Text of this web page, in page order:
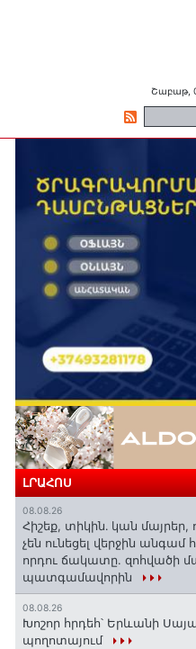
Շաբաթ,
ԼՐԱՀՈՍ
08.08.26
Հիշեք, տիկին․ կան մայրեր,
չեն ունեցել վերջին անգամ
որդու ճակատը. զոհվածի
պատգամավորին
08.08.26
Խոշոր հրդեհ՝ Երևանի
պողոտայում